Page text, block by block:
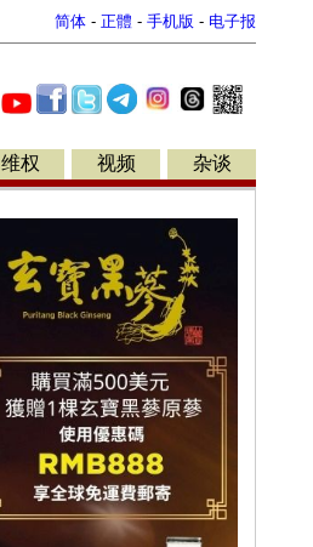
简体 - 正體 - 手机版 - 电子报
维权 视频 杂谈